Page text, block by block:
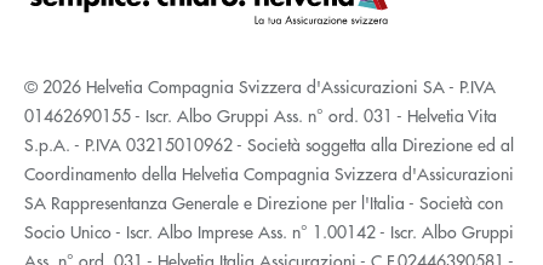
© 2026 Helvetia Compagnia Svizzera d'Assicurazioni SA - P.IVA
01462690155 - Iscr. Albo Gruppi Ass. n° ord. 031 - Helvetia Vita
S.p.A. - P.IVA 03215010962 - Società soggetta alla Direzione ed al
Coordinamento della Helvetia Compagnia Svizzera d'Assicurazioni
SA Rappresentanza Generale e Direzione per l'Italia - Società con
Socio Unico - Iscr. Albo Imprese Ass. n° 1.00142 - Iscr. Albo Gruppi